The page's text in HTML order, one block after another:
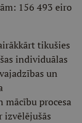
156 493 eiro
tikušies
individuālas
un
procesa
izvēlējušās